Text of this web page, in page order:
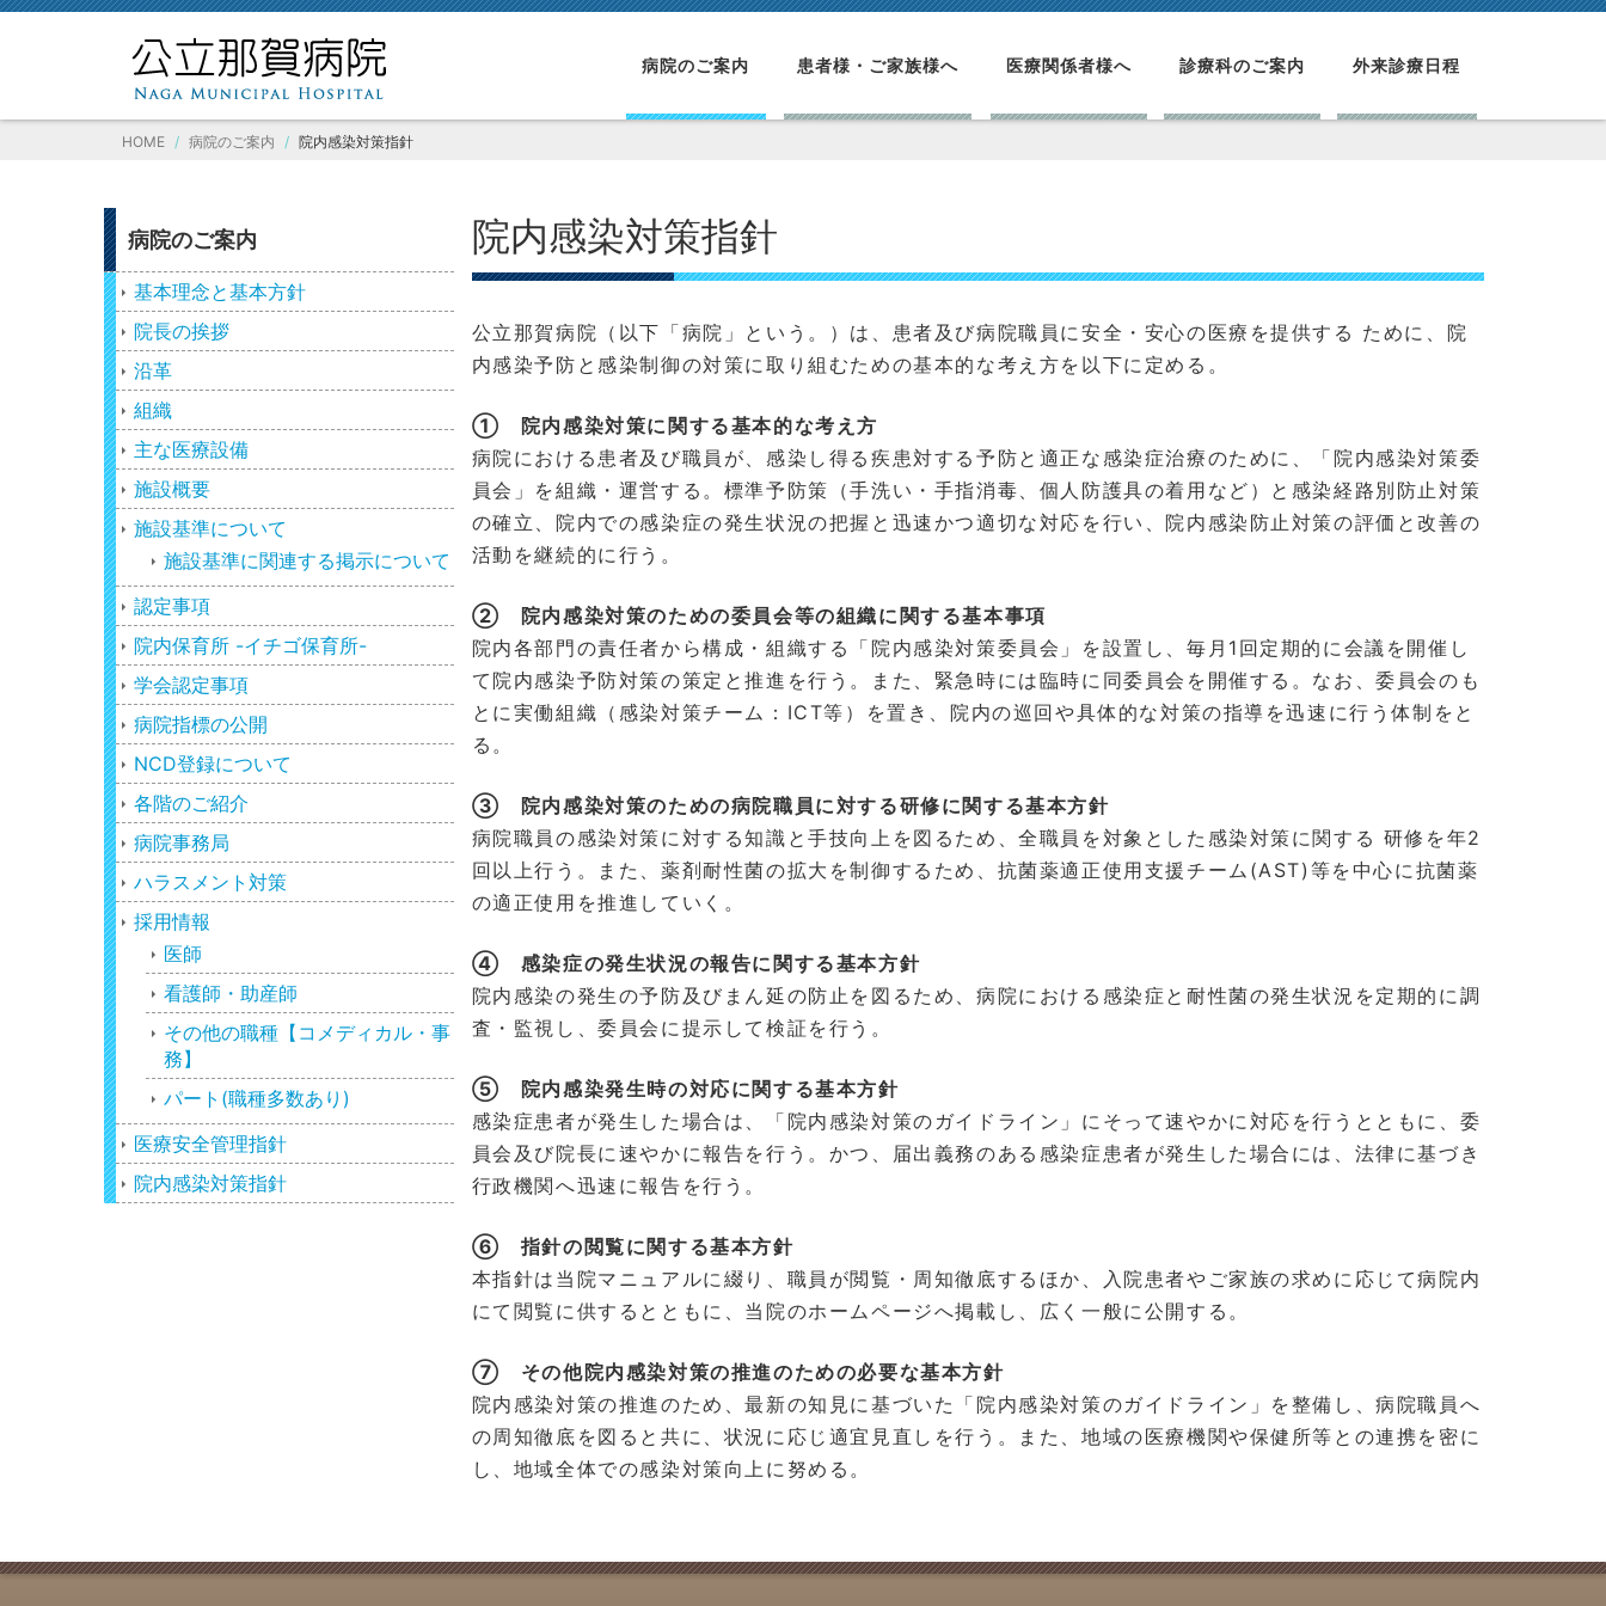
病院のご案内 患者様・ご家族様へ 医療関係者様へ 診療科のご案内 外来診療日程
HOME 病院のご案内 院内感染対策指針
院内感染対策指針
公立那賀病院（以下「病院」という。）は、患者及び病院職員に安全・安心の医療を提供する ために、院
内感染予防と感染制御の対策に取り組むための基本的な考え方を以下に定める。
① 院内感染対策に関する基本的な考え方
病院における患者及び職員が、感染し得る疾患対する予防と適正な感染症治療のために、「院内感染対策委
員会」を組織・運営する。標準予防策（手洗い・手指消毒、個人防護具の着用など）と感染経路別防止対策
の確立、院内での感染症の発生状況の把握と迅速かつ適切な対応を行い、院内感染防止対策の評価と改善の
活動を継続的に行う。
② 院内感染対策のための委員会等の組織に関する基本事項
院内各部門の責任者から構成・組織する「院内感染対策委員会」を設置し、毎月1回定期的に会議を開催し
て院内感染予防対策の策定と推進を行う。また、緊急時には臨時に同委員会を開催する。なお、委員会のも
とに実働組織（感染対策チーム：ICT等）を置き、院内の巡回や具体的な対策の指導を迅速に行う体制をと
る。
③ 院内感染対策のための病院職員に対する研修に関する基本方針
病院職員の感染対策に対する知識と手技向上を図るため、全職員を対象とした感染対策に関する 研修を年2
回以上行う。また、薬剤耐性菌の拡大を制御するため、抗菌薬適正使用支援チーム(AST)等を中心に抗菌薬
の適正使用を推進していく。
④ 感染症の発生状況の報告に関する基本方針
院内感染の発生の予防及びまん延の防止を図るため、病院における感染症と耐性菌の発生状況を定期的に調
査・監視し、委員会に提示して検証を行う。
⑤ 院内感染発生時の対応に関する基本方針
感染症患者が発生した場合は、「院内感染対策のガイドライン」にそって速やかに対応を行うとともに、委
員会及び院長に速やかに報告を行う。かつ、届出義務のある感染症患者が発生した場合には、法律に基づき
行政機関へ迅速に報告を行う。
⑥ 指針の閲覧に関する基本方針
本指針は当院マニュアルに綴り、職員が閲覧・周知徹底するほか、入院患者やご家族の求めに応じて病院内
にて閲覧に供するとともに、当院のホームページへ掲載し、広く一般に公開する。
⑦ その他院内感染対策の推進のための必要な基本方針
院内感染対策の推進のため、最新の知見に基づいた「院内感染対策のガイドライン」を整備し、病院職員へ
の周知徹底を図ると共に、状況に応じ適宜見直しを行う。また、地域の医療機関や保健所等との連携を密に
し、地域全体での感染対策向上に努める。
病院のご案内
基本理念と基本方針
院長の挨拶
沿革
組織
主な医療設備
施設概要
施設基準について
施設基準に関連する掲示について
認定事項
院内保育所 -イチゴ保育所-
学会認定事項
病院指標の公開
NCD登録について
各階のご紹介
病院事務局
ハラスメント対策
採用情報
医師
看護師・助産師
その他の職種【コメディカル・事
務】
パート(職種多数あり)
医療安全管理指針
院内感染対策指針